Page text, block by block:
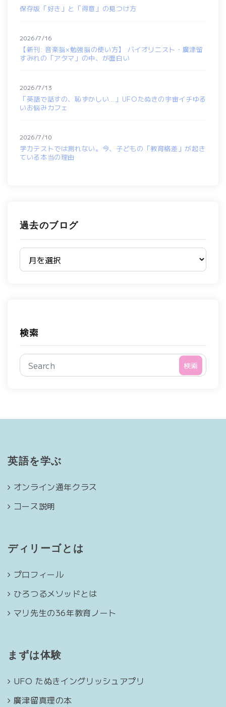
保存版「好き」と「得意」の見つけ方
【新刊: 音楽脳×勉強脳の使い方】 バイオリニスト・廣津留
すみれの「アタマ」の中、が面白い
2026/7/16
「英語で話すの、恥ずかしい…」UFOたぬきの宇宙イチゆる
いお悩みカフェ
2026/7/13
学力テストでは測れない。今、子どもの「教育格差」が起き
ている本当の理由
2026/7/10
過去のブログ
過去のブログ
検索
検索
英語を学ぶ
オンライン通年クラス
コース説明
ディリーゴとは
プロフィール
ひろつるメソッドとは
マリ先生の36年教育ノート
まずは体験
UFO たぬきイングリッシュアプリ
廣津留真理の本